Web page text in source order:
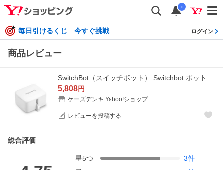
i
毎日引けるくじ 今すぐ挑戦 ログイン
商品レビュー
5,808円
ケーズデンキ Yahoo!ショップ
レビューを投稿する
総合評価
星5つ 3件